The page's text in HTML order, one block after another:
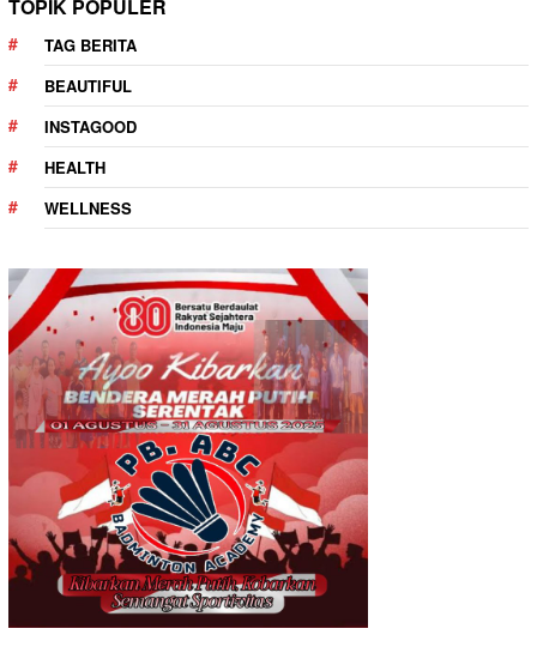
TOPIK POPULER
TAG BERITA
BEAUTIFUL
INSTAGOOD
HEALTH
WELLNESS